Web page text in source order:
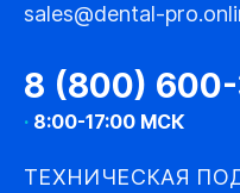
sales@dental-
8 (800)
· 8:00-17:00 МСК
ТЕХНИЧЕСКАЯ